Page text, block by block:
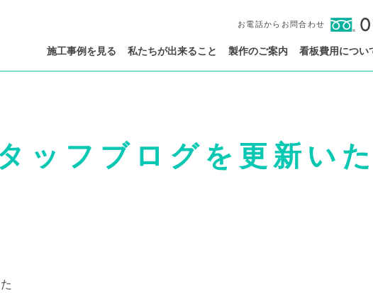
お電話からお問合わせ
施工事例を見る 私たちが出来ること 製作のご案内 看板費用につい
ッフブログを更新い